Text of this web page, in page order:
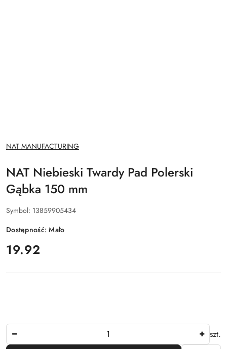
NAZWA
PRODUCENTA:
NAT MANUFACTURING
NAT Niebieski Twardy Pad Polerski
Gąbka 150 mm
Symbol: 13859905434
Dostępność:Mało
cena:
19.92
szt.